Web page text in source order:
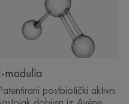
suvoću vrlo suve
i svrabu.
Termalnoj izvorskoj
I-modulia
Patentirani postbiotički aktivni